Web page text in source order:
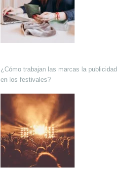
¿Cómo trabajan las marcas la publicidad
en los festivales?